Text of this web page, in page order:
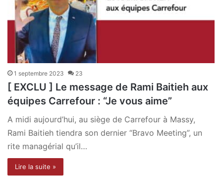
1 septembre 2023 23
[ EXCLU ] Le message de Rami Baitieh aux
équipes Carrefour : “Je vous aime”
A midi aujourd’hui, au siège de Carrefour à Massy,
Rami Baitieh tiendra son dernier “Bravo Meeting”, un
rite managérial qu’il…
Lire la suite »